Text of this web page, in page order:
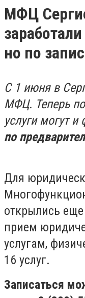
МФЦ
но по
С 1 июня в
МФЦ. Теперь
услуги могут
по
Для
открылись
прием
услугам,
16 услуг.
Записаться